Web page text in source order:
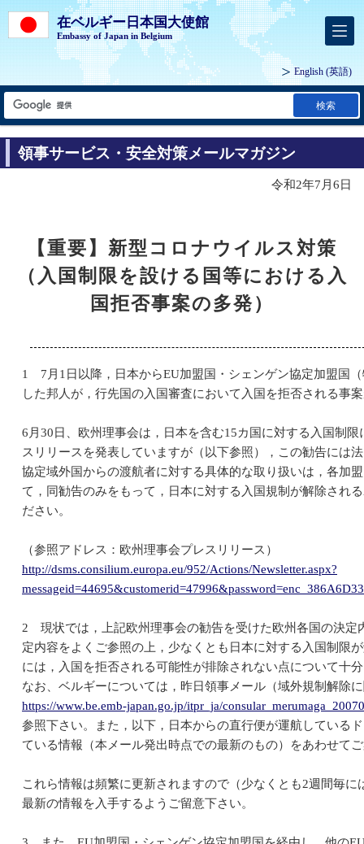
在ベルギー日本国大使館
Embassy of Japan in Belgium
English (英語)
検索
領事サービス・安全対策メールマガジン
令和2年7月6日
【重要】新型コロナウイルス対策
（入国制限を設ける国等における入
国拒否事案の多発）
1 7月1日以降，日本からEU加盟国・シェンゲン協定加盟国
した邦人が，行先国の入国審査において入国を拒否される事
6月30日、欧州理事会は，日本を含む15カ国に対する入国制
スリリースを発表していますが（以下参照），この勧告には
協定域外国からの渡航者に対する具体的な取り扱いは，各加
て，同勧告のみをもって，日本に対する入国規制が解除され
ださい。
（参照アドレス：欧州理事会プレスリリース）
http://dsms.consilium.europa.eu/952/Actions/Newsletter.aspx?
2 現状では，上記欧州理事会の勧告を受けた欧州各国の決定
定内容をよくご参照の上，少なくとも日本に対する入国制限
には，入国を拒否される可能性が排除されない点について十
なお、ベルギーについては，昨日領事メール（域外規制解除
https://www.be.emb-japan.go.jp/itpr_ja/
参照下さい。また，以下，日本からの直行便が運航している
ている情報（本メール発出時点での最新のもの）をあわせて
これら情報は頻繁に更新されますので（少なくとも2週間毎
最新の情報を入手するようご留意下さい。